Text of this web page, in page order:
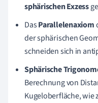
sphärischen Exzess
DasParallelenaxiom
der sphärischen
schneiden sich in
Sphärische
Berechnung von
Kugeloberfläche, wie